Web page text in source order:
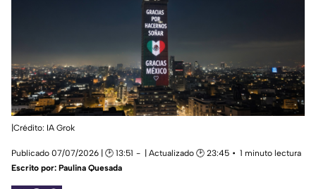
|Crédito: IA Grok
Publicado 07/07/2026 | 🕑 13:51 | Actualizado 🕑 23:45
1 minuto lectura
Escrito por: Paulina Quesada